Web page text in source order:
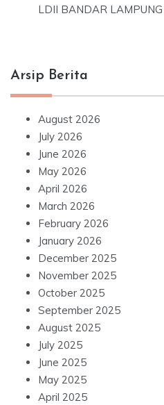
LDII BANDAR LAMPUNG
Arsip Berita
August 2026
July 2026
June 2026
May 2026
April 2026
March 2026
February 2026
January 2026
December 2025
November 2025
October 2025
September 2025
August 2025
July 2025
June 2025
May 2025
April 2025